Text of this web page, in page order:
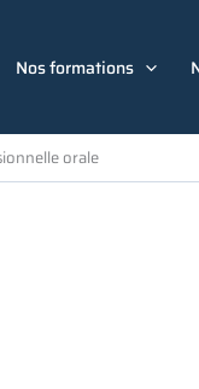
Nos formations
orale